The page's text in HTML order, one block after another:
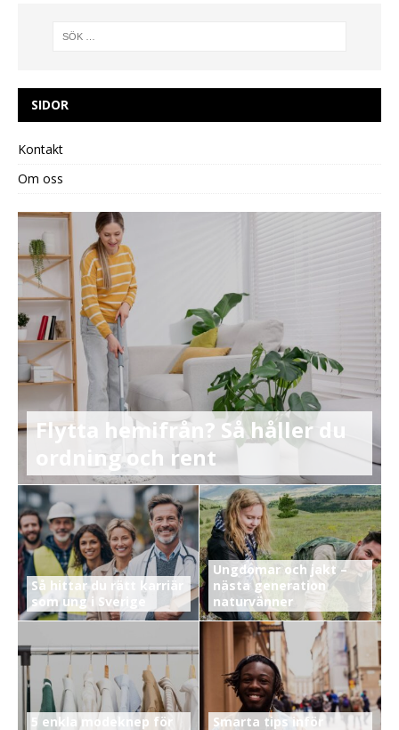
SIDOR
Kontakt
Om oss
Flytta hemifrån? Så håller du
ordning och rent
Så hittar du rätt karriär
som ung i Sverige
Ungdomar och jakt –
nästa generation
naturvänner
5 enkla modeknep för
Smarta tips inför